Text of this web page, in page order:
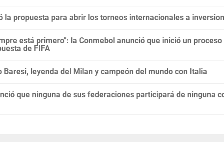
la propuesta para abrir los torneos internacionales a
está primero": la Conmebol anunció que inició un
de FIFA
Baresi, leyenda del Milan y campeón del mundo con Italia
que ninguna de sus federaciones participará de ninguna